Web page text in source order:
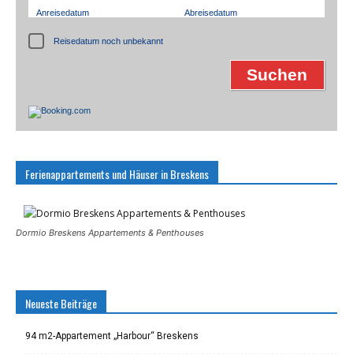
Anreisedatum Abreisedatum
Reisedatum noch unbekannt
Ferienappartements und Häuser in Breskens
Dormio Breskens Appartements & Penthouses
Neueste Beiträge
94 m2-Appartement „Harbour“ Breskens